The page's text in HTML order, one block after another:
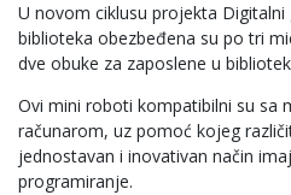
U novom ciklusu projekta
biblioteka obezbeđena su po tri
dve obuke za zaposlene u
Ovi mini roboti kompatibilni su sa
računarom, uz pomoć kojeg
jednostavan i inovativan način
programiranje.